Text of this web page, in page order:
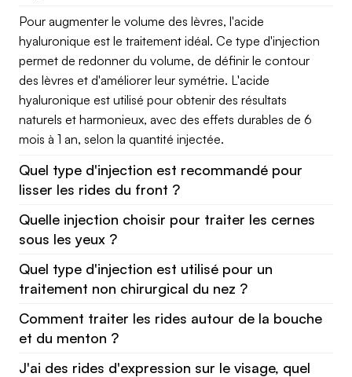
Pour augmenter le volume des lèvres, l'acide
hyaluronique est le traitement idéal. Ce type d'injection
permet de redonner du volume, de définir le contour
des lèvres et d'améliorer leur symétrie. L'acide
hyaluronique est utilisé pour obtenir des résultats
naturels et harmonieux, avec des effets durables de 6
mois à 1 an, selon la quantité injectée.
Quel type d'injection est recommandé pour
lisser les rides du front ?
Quelle injection choisir pour traiter les cernes
sous les yeux ?
Quel type d'injection est utilisé pour un
traitement non chirurgical du nez ?
Comment traiter les rides autour de la bouche
et du menton ?
J'ai des rides d'expression sur le visage, quel